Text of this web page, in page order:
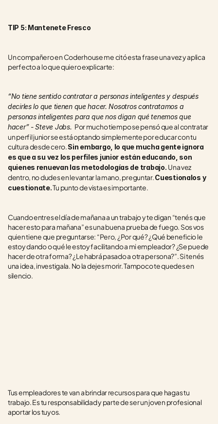
TIP 5: Mantenete Fresco
Un compañero en Coderhouse me citó esta frase una vez y aplica
perfecto a lo que quiero explicarte:
“No tiene sentido contratar a personas inteligentes y después
decirles lo que tienen que hacer. Nosotros contratamos a
personas inteligentes para que nos digan qué tenemos que
hacer” - Steve Jobs. Por mucho tiempo se pensó que al contratar
un perfil junior se está optando simplemente por educar con tu
cultura desde cero. Sin embargo, lo que mucha gente ignora
es que a su vez los perfiles junior están educando, son
quienes renuevan las metodologías de trabajo. Una vez
dentro, no dudes en levantar la mano, preguntar. Cuestionalos y
cuestionate. Tu punto de vista es importante.
Cuando entres el día de mañana a un trabajo y te digan “tenés que
hacer esto para mañana” es una buena prueba de fuego. Sos vos
quien tiene que preguntarse: “Pero, ¿Por qué? ¿Qué beneficio le
estoy dando o qué le estoy facilitando a mi empleador? ¿Se puede
hacer de otra forma? ¿Le habrá pasado a otra persona?”. Si tenés
una idea, investigala. No la dejes morir. Tampoco te quedes en
silencio.
Tus empleadores te van a brindar recursos para que hagas tu
trabajo. Es tu responsabilidad y parte de ser un joven profesional
aportar los tuyos.